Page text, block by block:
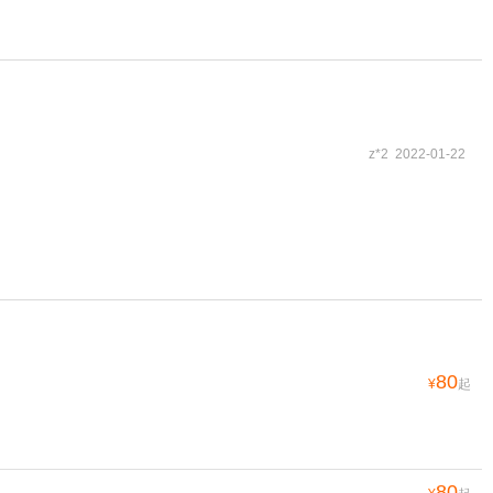
z*2 2022-01-22
¥80起